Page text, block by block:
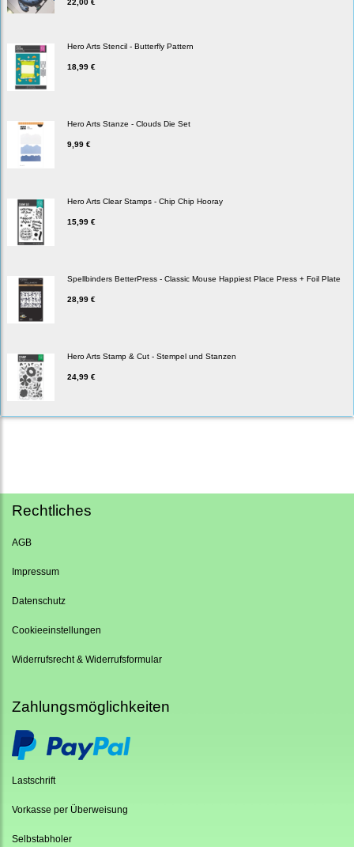
22,00 €
Hero Arts Stencil - Butterfly Pattern
18,99 €
Hero Arts Stanze - Clouds Die Set
9,99 €
Hero Arts Clear Stamps - Chip Chip Hooray
15,99 €
Spellbinders BetterPress - Classic Mouse Happiest Place Press + Foil Plate
28,99 €
Hero Arts Stamp & Cut - Stempel und Stanzen
24,99 €
Rechtliches
AGB
Impressum
Datenschutz
Cookieeinstellungen
Widerrufsrecht & Widerrufsformular
Zahlungsmöglichkeiten
Lastschrift
Vorkasse per Überweisung
Selbstabholer